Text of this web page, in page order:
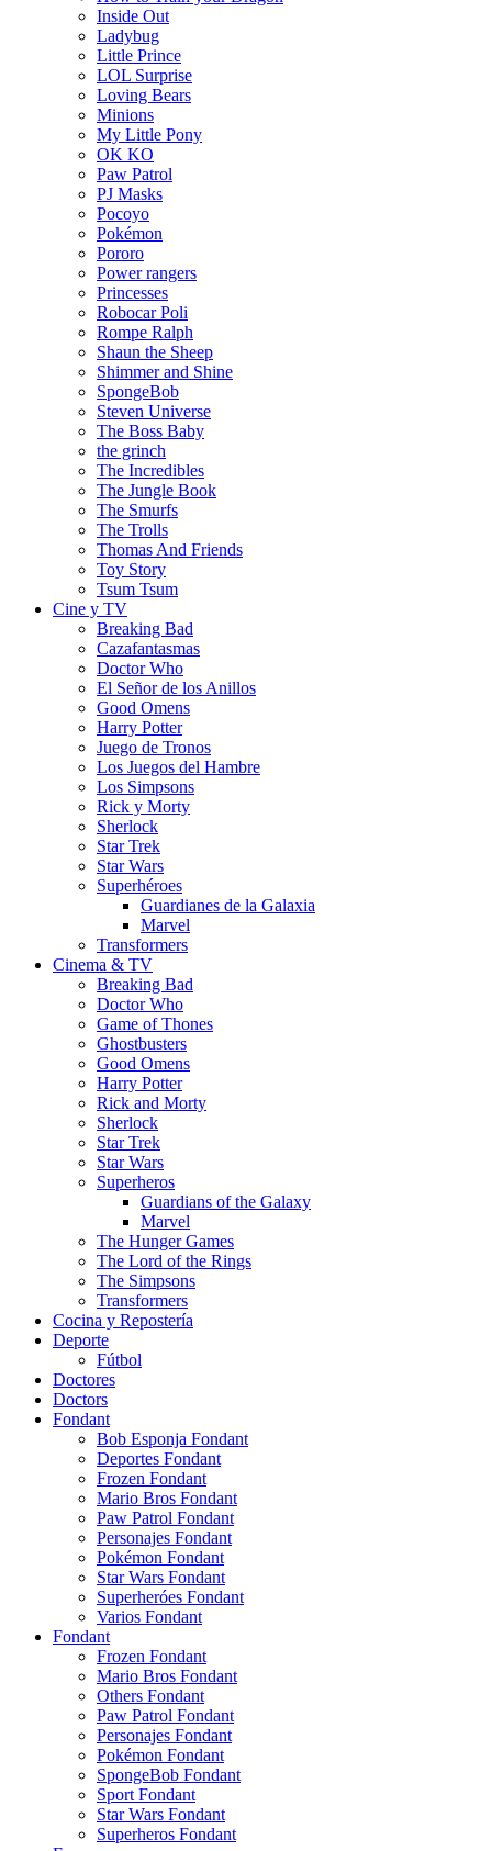
Inside Out
Ladybug
Little Prince
LOL Surprise
Loving Bears
Minions
My Little Pony
OK KO
Paw Patrol
PJ Masks
Pocoyo
Pokémon
Pororo
Power rangers
Princesses
Robocar Poli
Rompe Ralph
Shaun the Sheep
Shimmer and Shine
SpongeBob
Steven Universe
The Boss Baby
the grinch
The Incredibles
The Jungle Book
The Smurfs
The Trolls
Thomas And Friends
Toy Story
Tsum Tsum
Cine y TV
Breaking Bad
Cazafantasmas
Doctor Who
El Señor de los Anillos
Good Omens
Harry Potter
Juego de Tronos
Los Juegos del Hambre
Los Simpsons
Rick y Morty
Sherlock
Star Trek
Star Wars
Superhéroes
Guardianes de la Galaxia
Marvel
Transformers
Cinema & TV
Breaking Bad
Doctor Who
Game of Thones
Ghostbusters
Good Omens
Harry Potter
Rick and Morty
Sherlock
Star Trek
Star Wars
Superheros
Guardians of the Galaxy
Marvel
The Hunger Games
The Lord of the Rings
The Simpsons
Transformers
Cocina y Repostería
Deporte
Fútbol
Doctores
Doctors
Fondant
Bob Esponja Fondant
Deportes Fondant
Frozen Fondant
Mario Bros Fondant
Paw Patrol Fondant
Personajes Fondant
Pokémon Fondant
Star Wars Fondant
Superheróes Fondant
Varios Fondant
Fondant
Frozen Fondant
Mario Bros Fondant
Others Fondant
Paw Patrol Fondant
Personajes Fondant
Pokémon Fondant
SpongeBob Fondant
Sport Fondant
Star Wars Fondant
Superheros Fondant